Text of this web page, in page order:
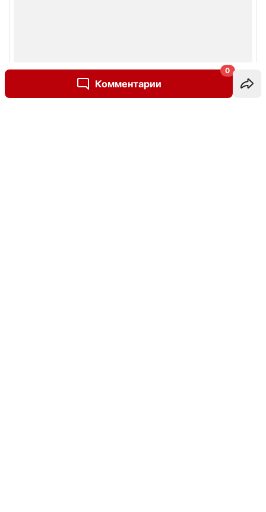
Комментарии
0